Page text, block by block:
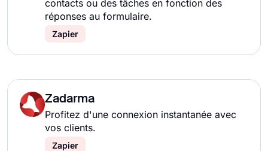
contacts ou des tâches en fonction des
réponses au formulaire.
Zapier
Zadarma
Profitez d'une connexion instantanée avec
vos clients.
Zapier